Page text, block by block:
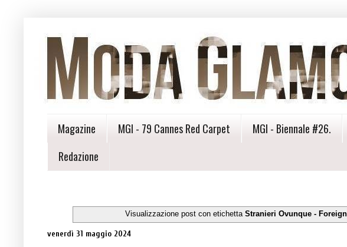
Magazine MGI - 79 Cannes Red Carpet MGI - Biennale #26.
Redazione
Visualizzazione post con etichetta Stranieri Ovunque -
venerdì 31 maggio 2024